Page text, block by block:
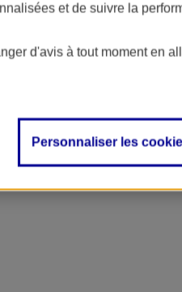
et de suivre la
d'avis à tout moment en
Personnaliser les